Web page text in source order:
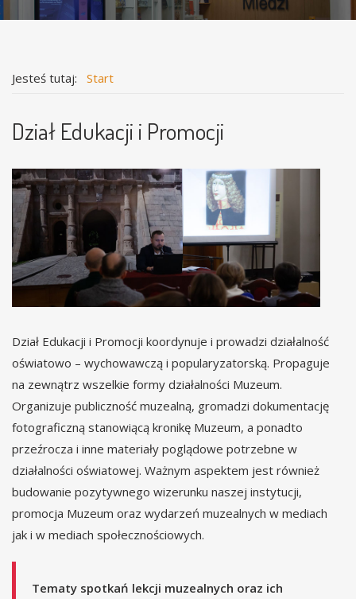
Jesteś tutaj: Start
Dział Edukacji i Promocji
Dział Edukacji i Promocji koordynuje i prowadzi działalność
oświatowo – wychowawczą i popularyzatorską. Propaguje
na zewnątrz wszelkie formy działalności Muzeum.
Organizuje publiczność muzealną, gromadzi dokumentację
fotograficzną stanowiącą kronikę Muzeum, a ponadto
przeźrocza i inne materiały poglądowe potrzebne w
działalności oświatowej. Ważnym aspektem jest również
budowanie pozytywnego wizerunku naszej instytucji,
promocja Muzeum oraz wydarzeń muzealnych w mediach
jak i w mediach społecznościowych.
Tematy spotkań lekcji muzealnych oraz ich